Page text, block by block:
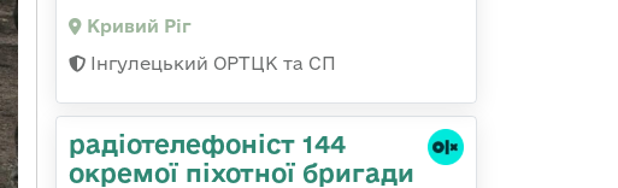
Кривий Ріг
Інгулецький ОРТЦК та СП
радіотелефоніст 144
окремої піхотної бригади